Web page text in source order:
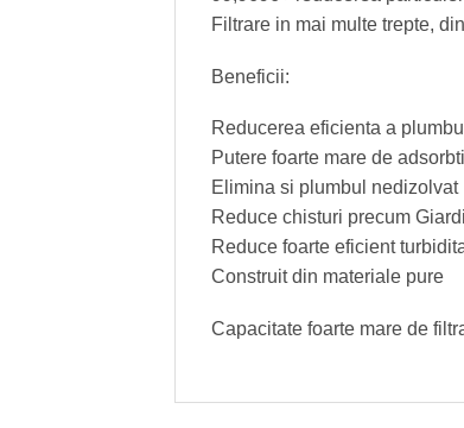
Filtrare in mai multe trepte,
Beneficii:
Reducerea eficienta a
Putere foarte mare de
Elimina si plumbul nedizolvat
Reduce chisturi precum
Reduce foarte eficient
Construit din materiale pure
Capacitate foarte mare de